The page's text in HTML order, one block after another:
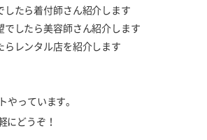
たら着付師さん紹介します
したら美容師さん紹介します
らレンタル店を紹介します
やっています。
にどうぞ！